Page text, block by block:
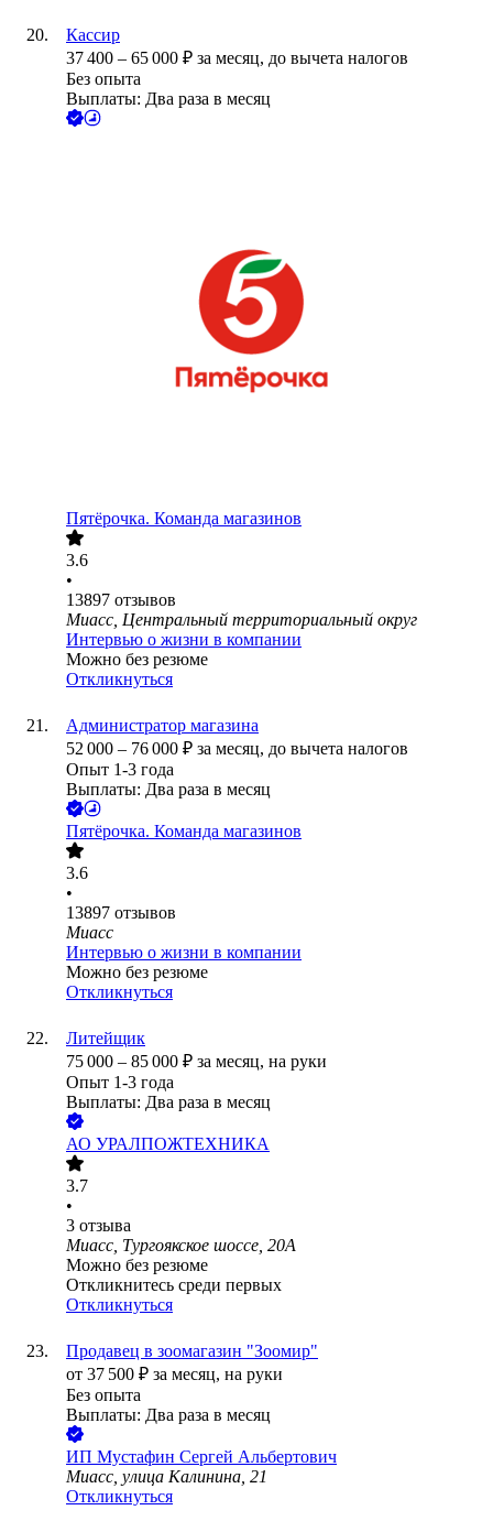
Кассир
37 400 – 65 000 ₽ за месяц, до вычета налогов
Без опыта
Выплаты: Два раза в месяц
Пятёрочка. Команда магазинов
3.6
•
13897 отзывов
Миасс, Центральный территориальный округ
Интервью о жизни в компании
Можно без резюме
Откликнуться
Администратор магазина
52 000 – 76 000 ₽ за месяц, до вычета налогов
Опыт 1-3 года
Выплаты: Два раза в месяц
Пятёрочка. Команда магазинов
3.6
•
13897 отзывов
Миасс
Интервью о жизни в компании
Можно без резюме
Откликнуться
Литейщик
75 000 – 85 000 ₽ за месяц, на руки
Опыт 1-3 года
Выплаты: Два раза в месяц
АО УРАЛПОЖТЕХНИКА
3.7
•
3 отзыва
Миасс, Тургоякское шоссе, 20А
Можно без резюме
Откликнитесь среди первых
Откликнуться
Продавец в зоомагазин "Зоомир"
от 37 500 ₽ за месяц, на руки
Без опыта
Выплаты: Два раза в месяц
ИП Мустафин Сергей Альбертович
Миасс, улица Калинина, 21
Откликнуться